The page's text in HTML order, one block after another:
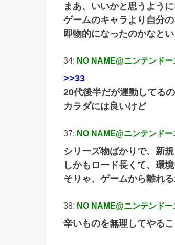
まあ、いいかと思うよう
ゲームのキャラより自分
即物的になったのかなと
34: NO NAME@ニンテンド
>>33
20代後半だが運動してる
カラダには良いけど
37: NO NAME@ニンテンド
シリーズ物ばかりで、新
しかもロード長くて、環
そりゃ、ゲームから離れ
38: NO NAME@ニンテンド
辛いものを無理してやる